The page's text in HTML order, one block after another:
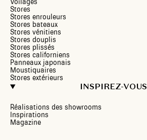
Stores
Stores enrouleurs
Stores bateaux
Stores vénitiens
Stores douplis
Stores plissés
Stores californiens
Panneaux japonais
Moustiquaires
Stores extérieurs
INSPIREZ-VOUS
Réalisations des showrooms
Inspirations
Magazine